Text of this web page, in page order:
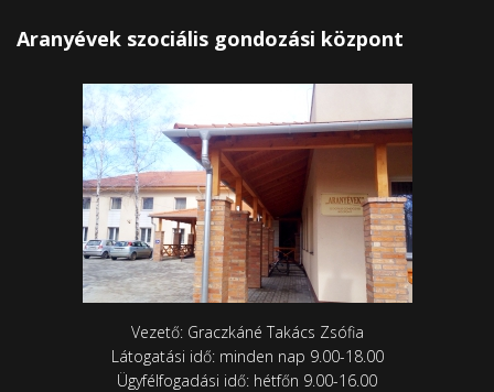
Aranyévek szociális gondozási központ
Vezető: Graczkáné Takács Zsófia
Látogatási idő: minden nap 9.00-18.00
Ügyfélfogadási idő: hétfőn 9.00-16.00